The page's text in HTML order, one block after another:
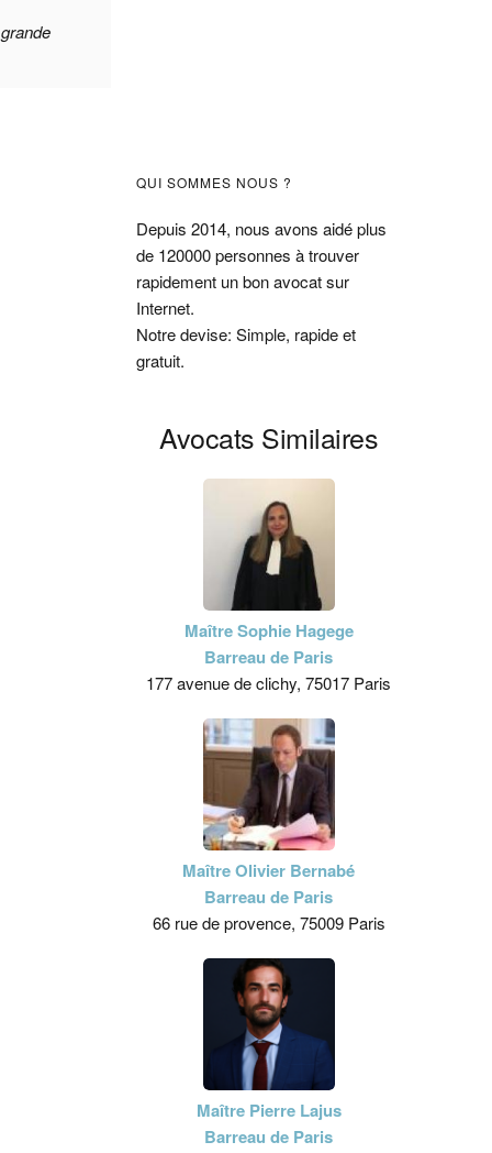
Barre
latérale
principale
QUI SOMMES NOUS ?
Depuis 2014, nous avons aidé plus
de 120000 personnes à trouver
rapidement un bon avocat sur
Internet.
Notre devise: Simple, rapide et
gratuit.
Avocats Similaires
Maître Sophie Hagege
Barreau de Paris
177 avenue de clichy, 75017 Paris
Maître Olivier Bernabé
Barreau de Paris
66 rue de provence, 75009 Paris
Maître Pierre Lajus
Barreau de Paris